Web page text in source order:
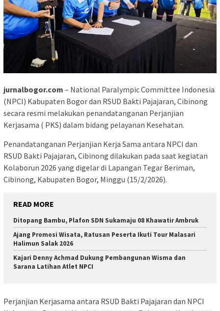
jurnalbogor.com – National Paralympic Committee Indonesia
(NPCI) Kabupaten Bogor dan RSUD Bakti Pajajaran, Cibinong
secara resmi melakukan penandatanganan Perjanjian
Kerjasama ( PKS) dalam bidang pelayanan Kesehatan.
Penandatanganan Perjanjian Kerja Sama antara NPCI dan
RSUD Bakti Pajajaran, Cibinong dilakukan pada saat kegiatan
Kolaborun 2026 yang digelar di Lapangan Tegar Beriman,
Cibinong, Kabupaten Bogor, Minggu (15/2/2026).
READ MORE
Ditopang Bambu, Plafon SDN Sukamaju 08 Khawatir Ambruk
Ajang Promosi Wisata, Ratusan Peserta Ikuti Tour Malasari
Halimun Salak 2026
Kajari Denny Achmad Dukung Pembangunan Wisma dan
Sarana Latihan Atlet NPCI
Perjanjian Kerjasama antara RSUD Bakti Pajajaran dan NPCI